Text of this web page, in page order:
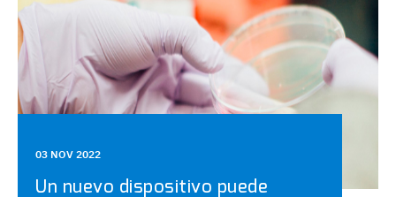
03 NOV 2022
Un nuevo dispositivo puede